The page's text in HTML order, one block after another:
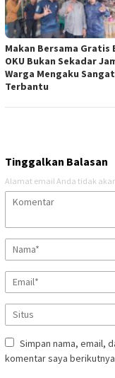
Makan Bersama Gratis
OKU Bukan Sekadar
Warga Mengaku Sangat
Terbantu
Tinggalkan Balasan
Alamat email Anda tidak
Simpan nama, email,
komentar saya